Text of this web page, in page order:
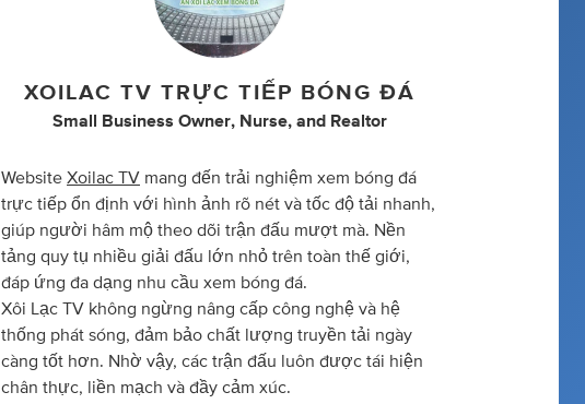
XOILAC TV TRỰC TIẾP BÓNG ĐÁ
Small Business Owner, Nurse, and Realtor
Website Xoilac TV mang đến trải nghiệm xem bóng đá
trực tiếp ổn định với hình ảnh rõ nét và tốc độ tải nhanh,
giúp người hâm mộ theo dõi trận đấu mượt mà. Nền
tảng quy tụ nhiều giải đấu lớn nhỏ trên toàn thế giới,
đáp ứng đa dạng nhu cầu xem bóng đá.
Xôi Lạc TV không ngừng nâng cấp công nghệ và hệ
thống phát sóng, đảm bảo chất lượng truyền tải ngày
càng tốt hơn. Nhờ vậy, các trận đấu luôn được tái hiện
chân thực, liền mạch và đầy cảm xúc.